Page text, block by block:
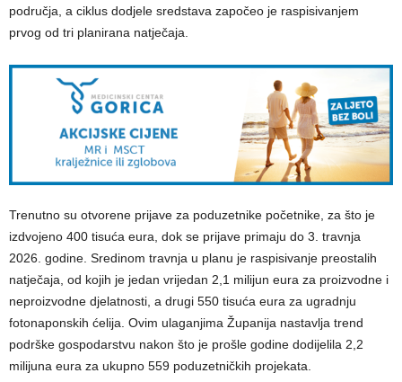
područja, a ciklus dodjele sredstava započeo je raspisivanjem
prvog od tri planirana natječaja.
Trenutno su otvorene prijave za poduzetnike početnike, za što je
izdvojeno 400 tisuća eura, dok se prijave primaju do 3. travnja
2026. godine. Sredinom travnja u planu je raspisivanje preostalih
natječaja, od kojih je jedan vrijedan 2,1 milijun eura za proizvodne i
neproizvodne djelatnosti, a drugi 550 tisuća eura za ugradnju
fotonaponskih ćelija. Ovim ulaganjima Županija nastavlja trend
podrške gospodarstvu nakon što je prošle godine dodijelila 2,2
milijuna eura za ukupno 559 poduzetničkih projekata.